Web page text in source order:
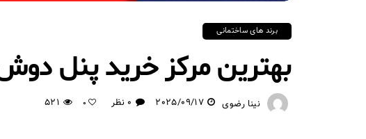
برند های ساختمانی
بهترین مرکز خرید پنل
نینا رضوی 2025/09/17 0 نظر 0
521